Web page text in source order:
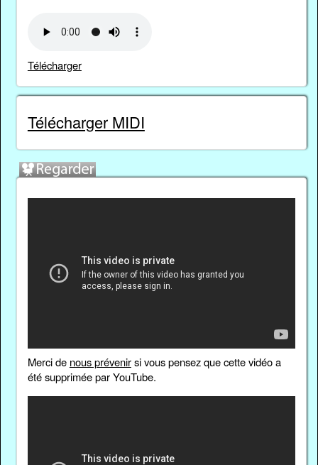
Télécharger
Télécharger MIDI
Merci de nous prévenirsi vous pensez que cette vidéo a
été supprimée par YouTube.